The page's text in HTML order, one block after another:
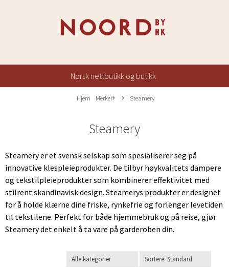
Norsk nettbutikk og butikk
Hjem Merker Steamery
Steamery
Steamery er et svensk selskap som spesialiserer seg på
innovative klespleieprodukter. De tilbyr høykvalitets dampere
og tekstilpleieprodukter som kombinerer effektivitet med
stilrent skandinavisk design. Steamerys produkter er designet
for å holde klærne dine friske, rynkefrie og forlenger levetiden
til tekstilene. Perfekt for både hjemmebruk og på reise, gjør
Steamery det enkelt å ta vare på garderoben din.